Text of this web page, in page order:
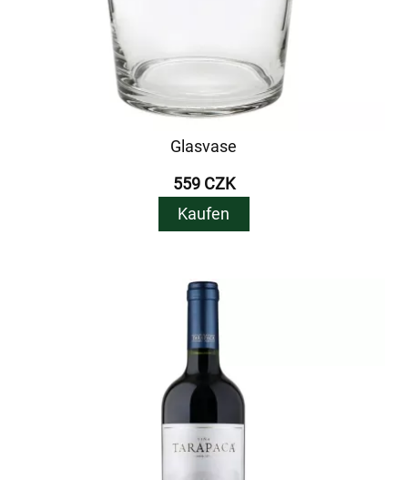
Glasvase
559 CZK
Kaufen